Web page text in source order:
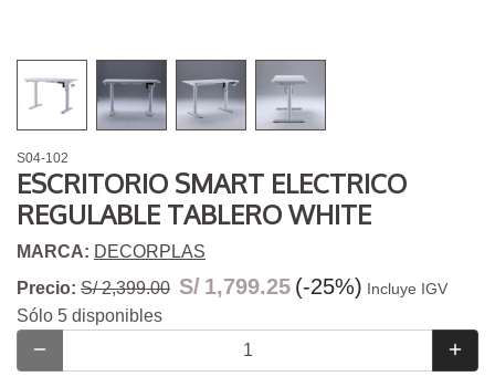
S04-102
ESCRITORIO SMART ELECTRICO
REGULABLE TABLERO WHITE
MARCA: DECORPLAS
Precio: S/ 2,399.00 S/ 1,799.25 (-25%) Incluye IGV
Sólo 5 disponibles